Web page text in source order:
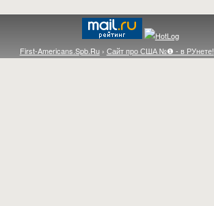
First-Americans.Spb.Ru› Сайт про США №❶ - в РУнете!